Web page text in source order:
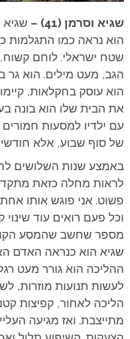
שגיא וסרמן (41) –
הוא נראה כמו התגלמות
שטח ישראלי. לוחם
הגב, מעט מילים. הוא גר
הוא עוסק בחקלאות,
את הבית שלו הוא בונה
עם ילדיו למסעות
של סוף שבוע, אלא
באמצע שנות השלושים
לראות מחלה כזאת
פשוט. אני פוגש אותו
וכל פעם רואים עוד
מספר שחשב שהמסע
שגיא הוא כנראה האדם
ההליכה הוא גורר מעט
לעשות תנועות מוזרות,
הליכה לאחור, קפיצות
מתייצבת. ואז מגיעה